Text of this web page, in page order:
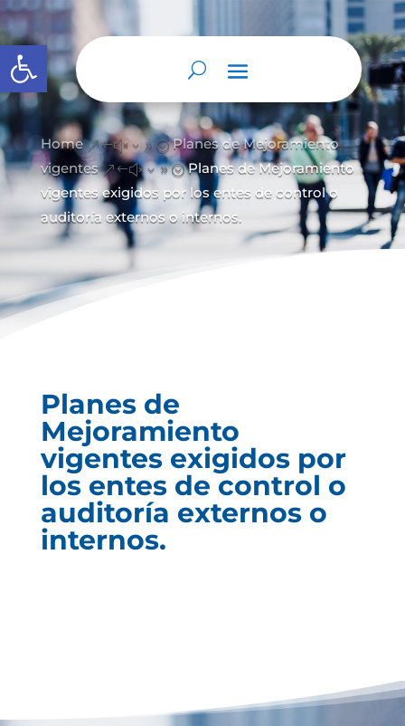
Abrir barra de herramientas
Home &#x39; Planes de Mejoramiento
vigentes &#x39; Planes de Mejoramiento
vigentes exigidos por los entes de control o
auditoría externos o internos.
Planes de
Mejoramiento
vigentes exigidos por
los entes de control o
auditoría externos o
internos.